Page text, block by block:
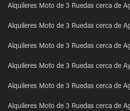
Alquileres Moto de 3 Ruedas cerca de
Alquileres Moto de 3 Ruedas cerca de
Alquileres Moto de 3 Ruedas cerca de
Alquileres Moto de 3 Ruedas cerca de
Alquileres Moto de 3 Ruedas cerca de
Alquileres Moto de 3 Ruedas cerca de